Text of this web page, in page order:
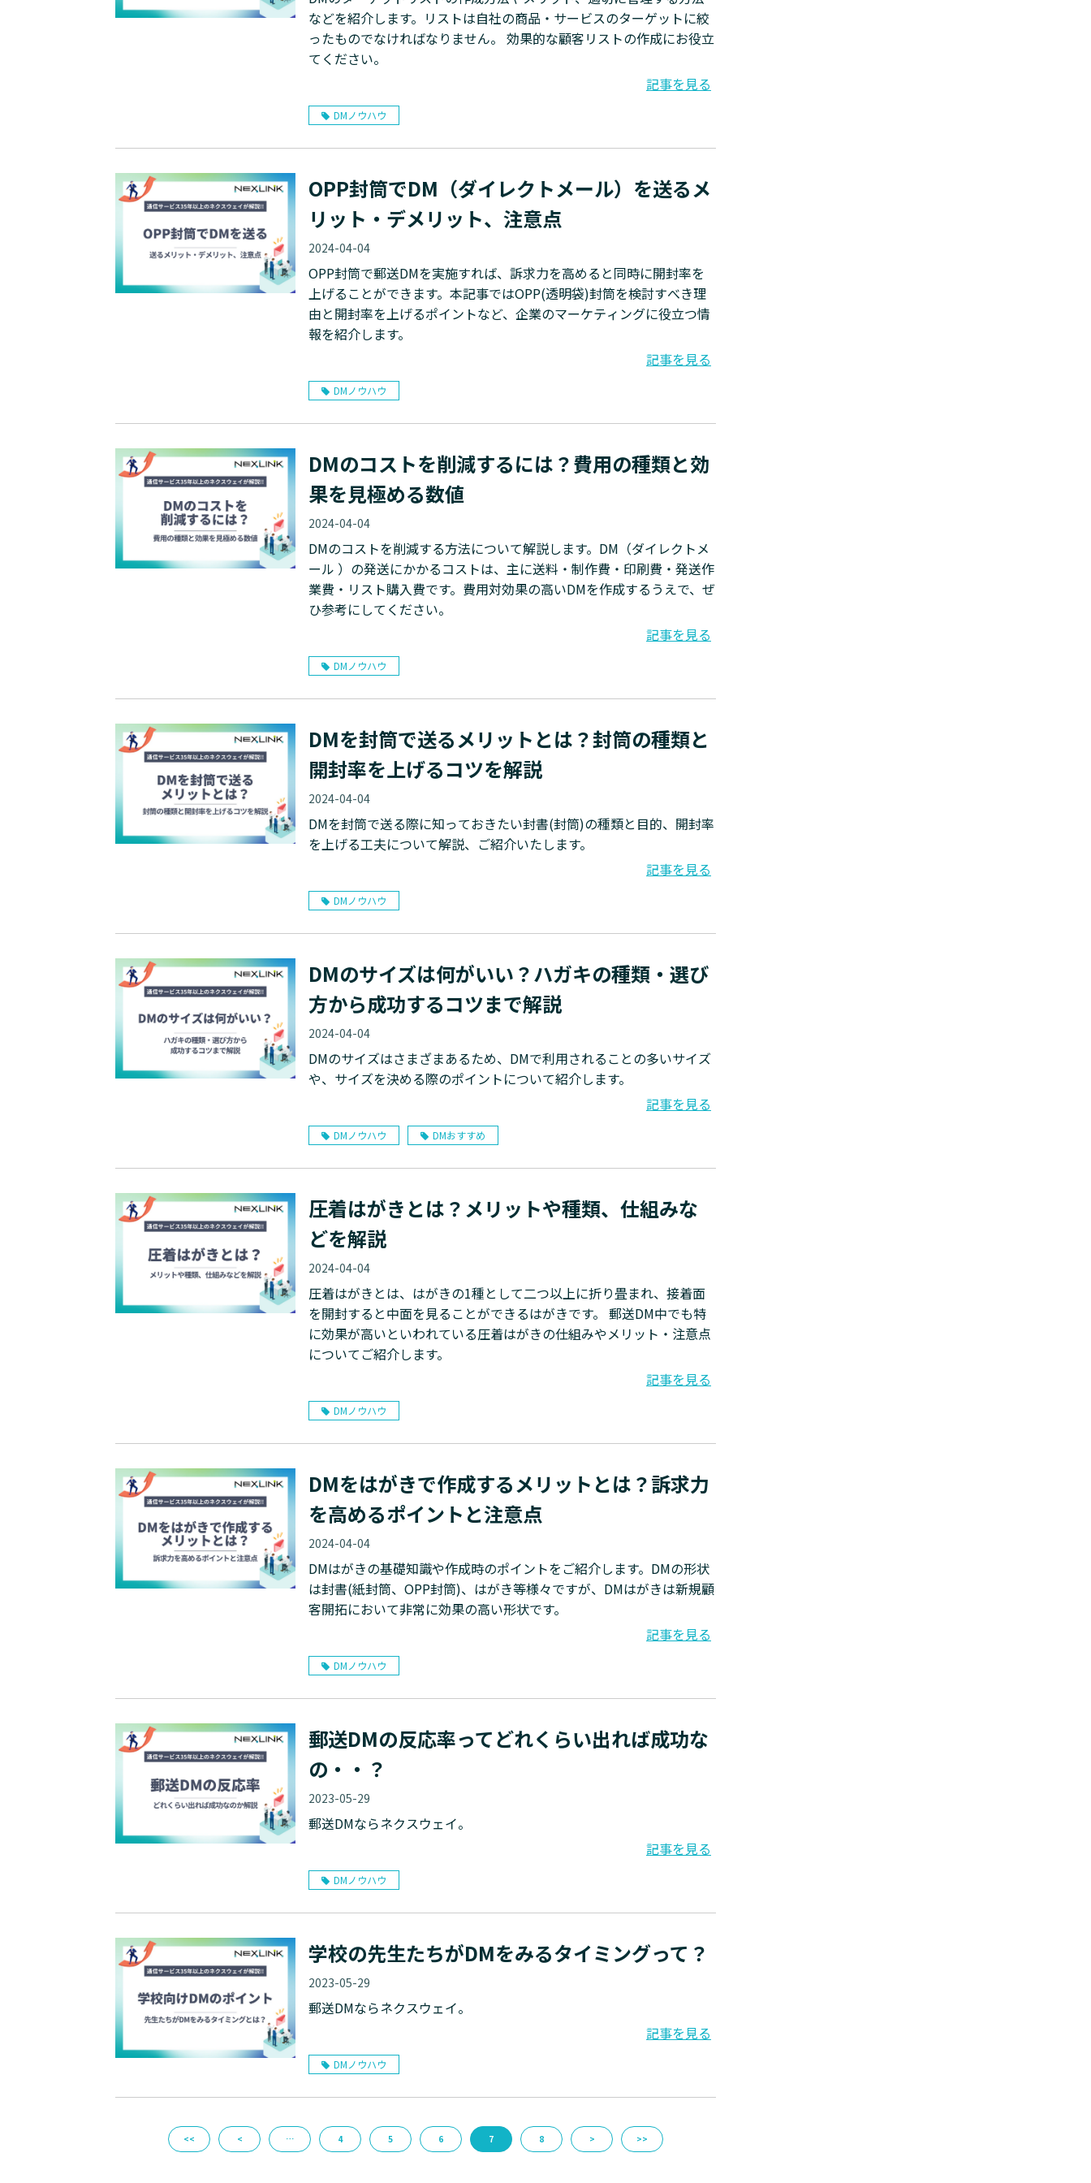
などを紹介します。リストは自社の商品・サービスのターゲットに絞
ったものでなければなりません。 効果的な顧客リストの作成にお役立
てください。
記事を見る
DMノウハウ
OPP封筒でDM（ダイレクトメール）を送るメ
リット・デメリット、注意点
2024-04-04
OPP封筒で郵送DMを実施すれば、訴求力を高めると同時に開封率を
上げることができます。本記事ではOPP(透明袋)封筒を検討すべき理
由と開封率を上げるポイントなど、企業のマーケティングに役立つ情
報を紹介します。
記事を見る
DMノウハウ
DMのコストを削減するには？費用の種類と効
果を見極める数値
2024-04-04
DMのコストを削減する方法について解説します。DM（ダイレクトメ
ール ）の発送にかかるコストは、主に送料・制作費・印刷費・発送作
業費・リスト購入費です。費用対効果の高いDMを作成するうえで、ぜ
ひ参考にしてください。
記事を見る
DMノウハウ
DMを封筒で送るメリットとは？封筒の種類と
開封率を上げるコツを解説
2024-04-04
DMを封筒で送る際に知っておきたい封書(封筒)の種類と目的、開封率
を上げる工夫について解説、ご紹介いたします。
記事を見る
DMノウハウ
DMのサイズは何がいい？ハガキの種類・選び
方から成功するコツまで解説
2024-04-04
DMのサイズはさまざまあるため、DMで利用されることの多いサイズ
や、サイズを決める際のポイントについて紹介します。
記事を見る
DMノウハウ DMおすすめ
圧着はがきとは？メリットや種類、仕組みな
どを解説
2024-04-04
圧着はがきとは、はがきの1種として二つ以上に折り畳まれ、接着面
を開封すると中面を見ることができるはがきです。 郵送DM中でも特
に効果が高いといわれている圧着はがきの仕組みやメリット・注意点
についてご紹介します。
記事を見る
DMノウハウ
DMをはがきで作成するメリットとは？訴求力
を高めるポイントと注意点
2024-04-04
DMはがきの基礎知識や作成時のポイントをご紹介します。DMの形状
は封書(紙封筒、OPP封筒)、はがき等様々ですが、DMはがきは新規顧
客開拓において非常に効果の高い形状です。
記事を見る
DMノウハウ
郵送DMの反応率ってどれくらい出れば成功な
の・・？
2023-05-29
郵送DMならネクスウェイ。
記事を見る
DMノウハウ
学校の先生たちがDMをみるタイミングって？
2023-05-29
郵送DMならネクスウェイ。
記事を見る
DMノウハウ
<< < … 4 5 6 7 8 > >>